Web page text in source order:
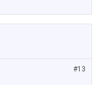
#13